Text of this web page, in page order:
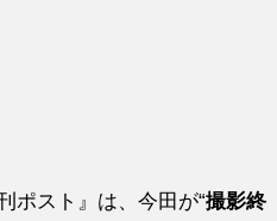
ポスト』は、今田が“撮影終